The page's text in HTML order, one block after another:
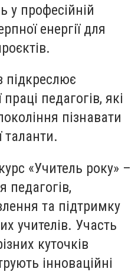
у професійній
енергії для
підкреслює
педагогів, які
пізнавати
таланти.
«Учитель року» –
педагогів,
та підтримку
учителів. Участь
куточків
інноваційні